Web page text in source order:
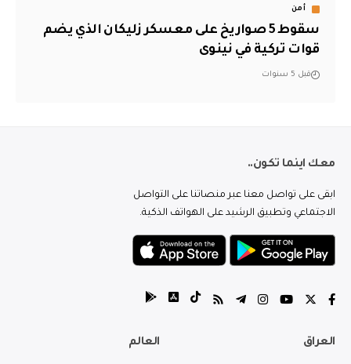
أمن
سقوط 5 صواريخ على معسكر زليكان الذي يضم
قوات تركية في نينوى
قبل 5 سنوات
معك اينما تكون..
ابقى على تواصل معنا عبر منصاتنا على التواصل
الاجتماعي وتطبيق الرشيد على الهواتف الذكية.
العراق العالم